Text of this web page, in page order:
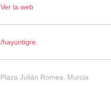
Ver la web
/hayuntigre
Plaza Julián Romea, Murcia